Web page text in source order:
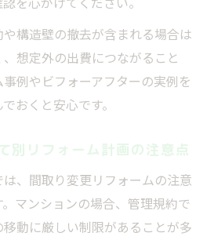
構造壁の撤去が含まれる場合は
想定外の出費につながること
例やビフォーアフターの実例を
おくと安心です。
別リフォーム計画の注意点
、間取り変更リフォームの注意
マンションの場合、管理規約で
動に厳しい制限があることが多